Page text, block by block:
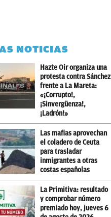
NOTICIAS
Hazte Oir organiza una
protesta contra Sánchez
frente a La Mareta:
«¡Corrupto!,
¡Sinvergüenza!,
¡Ladrón!»
Las mafias aprovechan
el coladero de Ceuta
para trasladar
inmigrantes a otras
costas españolas
La Primitiva: resultado
y comprobar número
premiado hoy, jueves 6